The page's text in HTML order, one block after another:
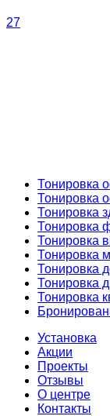
27
Тонировка
Тонировка
Тонировка
Тонировка
Тонировка
Тонировка
Тонировка
Тонировка
Тонировка
Установка
Акции
Проекты
Отзывы
О центре
Контакты